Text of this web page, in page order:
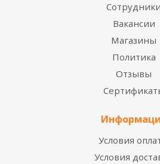
Сотрудники
Вакансии
Магазины
Политика
Отзывы
Условия
Условия